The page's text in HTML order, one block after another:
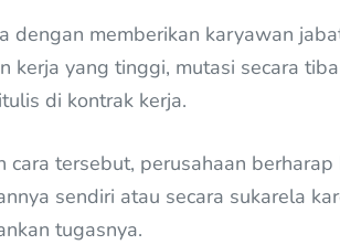
dengan memberikan karyawan
kerja yang tinggi, mutasi secara
di kontrak kerja.
cara tersebut, perusahaan
sendiri atau secara sukarela
tugasnya.